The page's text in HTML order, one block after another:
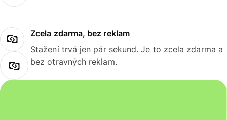
Zcela zdarma, bez reklam
Stažení trvá jen pár sekund. Je to zcela zdarma a
bez otravných reklam.